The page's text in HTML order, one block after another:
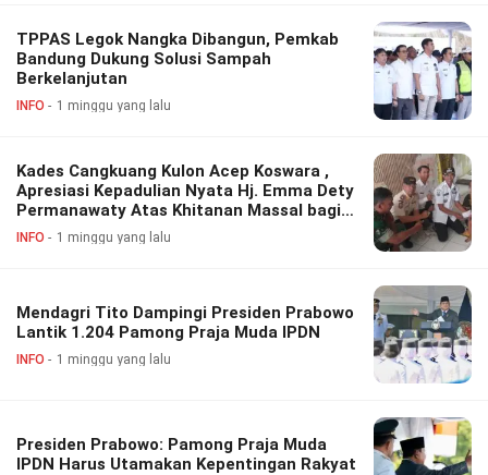
TPPAS Legok Nangka Dibangun, Pemkab
Bandung Dukung Solusi Sampah
Berkelanjutan
INFO 1 minggu yang lalu
Kades Cangkuang Kulon Acep Koswara ,
Apresiasi Kepadulian Nyata Hj. Emma Dety
Permanawaty Atas Khitanan Massal bagi
Warga
INFO 1 minggu yang lalu
Mendagri Tito Dampingi Presiden Prabowo
Lantik 1.204 Pamong Praja Muda IPDN
INFO 1 minggu yang lalu
Presiden Prabowo: Pamong Praja Muda
IPDN Harus Utamakan Kepentingan Rakyat